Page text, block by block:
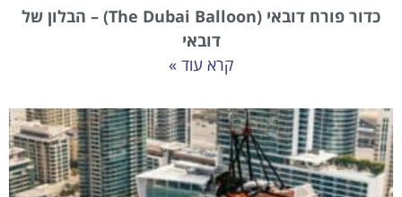
כדור פורח דובאי (The Dubai Balloon) – הבלון של
דובאי
קרא עוד »